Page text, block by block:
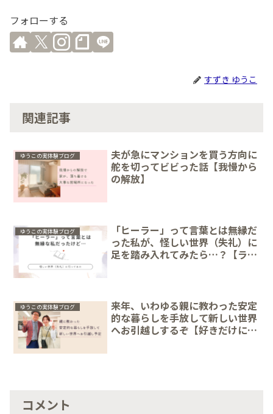
フォローする
すずき ゆうこ
関連記事
ゆうこの実体験ブログ
夫が急にマンションを買う方向に
舵を切ってビビった話【我慢から
の解放】
ゆうこの実体験ブログ
「ヒーラー」って言葉とは無縁だ
った私が、怪しい世界（失礼）に
足を踏み入れてみたら…？【ライ
ゆうこの実体験ブログ
来年、いわゆる親に教わった安定
的な暮らしを手放して新しい世界
へお引越しするぞ【好きだけにコ
コメント